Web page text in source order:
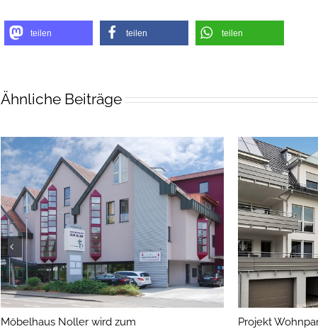
teilen teilen teilen
Ähnliche Beiträge
Möbelhaus Noller wird zum
Projekt